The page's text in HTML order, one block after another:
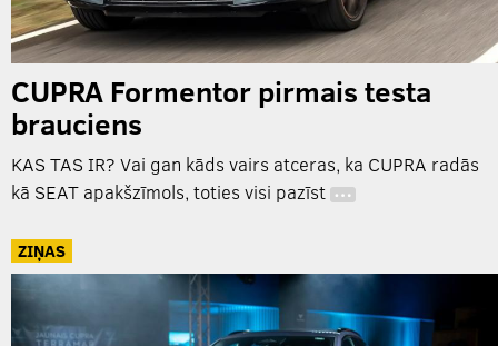
CUPRA Formentor pirmais testa
brauciens
KAS TAS IR? Vai gan kāds vairs atceras, ka CUPRA radās
kā SEAT apakšzīmols, toties visi pazīst …
ZIŅAS